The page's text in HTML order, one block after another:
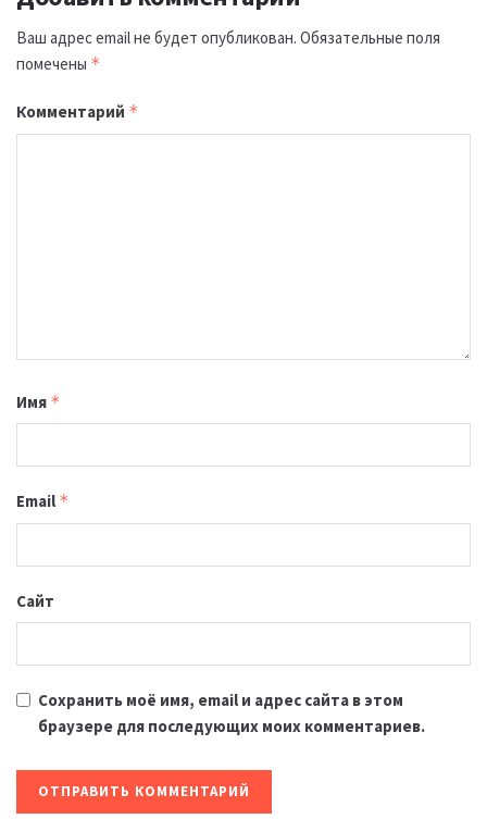
Ваш адрес email не будет опубликован. Обязательные поля
помечены *
Комментарий *
Имя *
Email *
Сайт
Сохранить моё имя, email и адрес сайта в этом
браузере для последующих моих комментариев.